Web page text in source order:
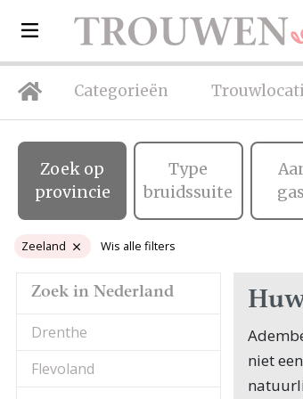
Categorieën
Zoek op
provincie
Type
bruidssuite
Zeeland Wis alle filters
Zoek in Nederland
Drenthe
Flevoland
niet